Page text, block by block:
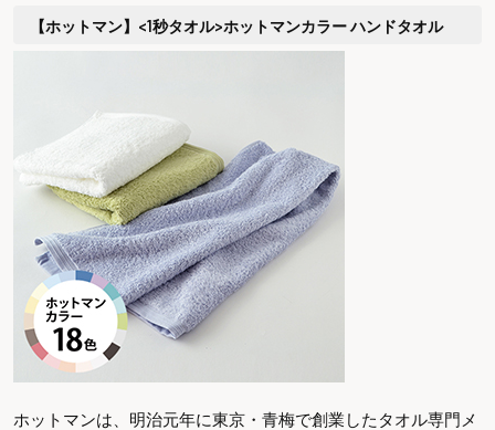
【ホットマン】<1秒タオル>ホットマンカラー ハンドタオル
ホットマンは、明治元年に東京・青梅で創業したタオル専門メ